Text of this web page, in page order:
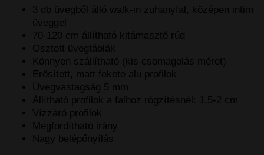
3 db üvegből álló walk-in zuhanyfal, középen intim
üveggel
70-120 cm állítható kitámasztó rúd
Osztott üvegtáblák
Könnyen szállítható (kis csomagolás méret)
Erősített, matt fekete alu profilok
Üvegvastagság 5 mm
Állítható profilok a falhoz rögzítésnél: 1,5-2 cm
Vízzáró profilok
Megfordítható irány
Nagy belépőnyílás